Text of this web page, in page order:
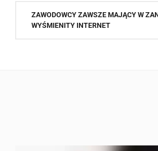
Nawigacja
wpisu
ZAWODOWCY ZAWSZE MAJĄCY W
WYŚMIENITY INTERNET